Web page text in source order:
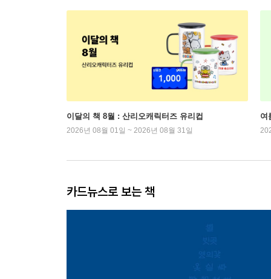
이달의 책 8월 : 산리오캐릭터즈 유리컵
2026년 08월 01일 ~ 2026년 08월 31일
여
카드뉴스로 보는 책